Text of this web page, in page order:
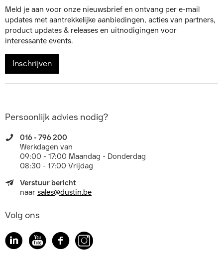
Meld je aan voor onze nieuwsbrief en ontvang per e-mail
updates met aantrekkelijke aanbiedingen, acties van partners,
product updates & releases en uitnodigingen voor
interessante events.
Inschrijven
Persoonlijk advies nodig?
016 - 796 200
Werkdagen van
09:00 - 17:00 Maandag - Donderdag
08:30 - 17:00 Vrijdag
Verstuur bericht
naar sales@dustin.be
Volg ons